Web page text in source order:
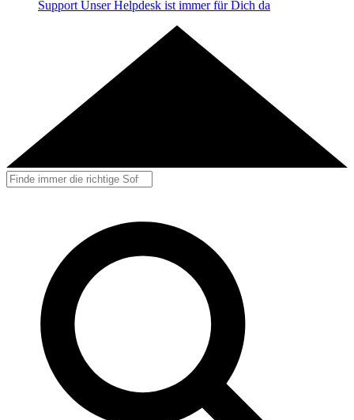
Support Unser Helpdesk ist immer für Dich da